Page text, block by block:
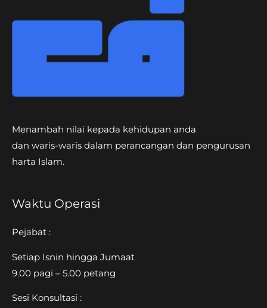
Menambah nilai kepada kehidupan anda
dan waris-waris dalam perancangan dan pengurusan
harta Islam.
Waktu Operasi
Pejabat :
Setiap Isnin hingga Jumaat
9.00 pagi – 5.00 petang
Sesi Konsultasi :